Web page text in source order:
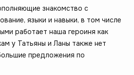
знакомство с
языки и навыки, в том числе
работает наша героиня как
у Татьяны и Ланы также нет
предложения по